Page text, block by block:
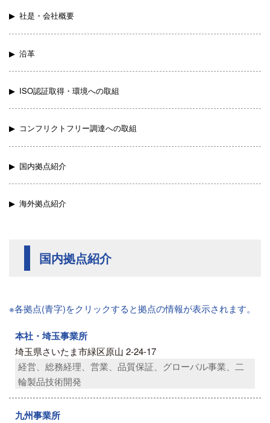
社是・会社概要
沿革
ISO認証取得・環境への取組
コンフリクトフリー調達への取組
国内拠点紹介
海外拠点紹介
国内拠点紹介
※各拠点(青字)をクリックすると拠点の情報が表示されます。
本社・埼玉事業所
埼玉県さいたま市緑区原山 2-24-17
経営、総務経理、営業、品質保証、グローバル事業、二
輪製品技術開発
九州事業所